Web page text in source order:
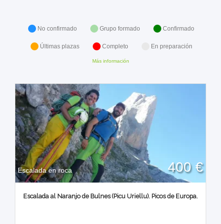
No confirmado Grupo formado Confirmado
Últimas plazas Completo En preparación
Más información
Escalada en roca 400 €
Escalada al Naranjo de Bulnes (Picu Uriellu). Picos de Europa.